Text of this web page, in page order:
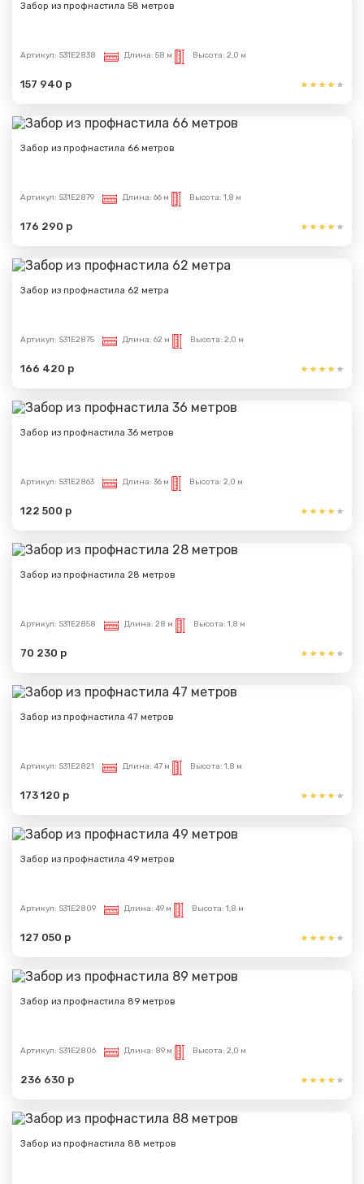
Забор из профнастила 58 метров
Артикул: S31E2838 Длина: 58 м Высота: 2,0 м
157 940 р
Забор из профнастила 66 метров
Артикул: S31E2879 Длина: 66 м Высота: 1,8 м
176 290 р
Забор из профнастила 62 метра
Артикул: S31E2875 Длина: 62 м Высота: 2,0 м
166 420 р
Забор из профнастила 36 метров
Артикул: S31E2863 Длина: 36 м Высота: 2,0 м
122 500 р
Забор из профнастила 28 метров
Артикул: S31E2858 Длина: 28 м Высота: 1,8 м
70 230 р
Забор из профнастила 47 метров
Артикул: S31E2821 Длина: 47 м Высота: 1,8 м
173 120 р
Забор из профнастила 49 метров
Артикул: S31E2809 Длина: 49 м Высота: 1,8 м
127 050 р
Забор из профнастила 89 метров
Артикул: S31E2806 Длина: 89 м Высота: 2,0 м
236 630 р
Забор из профнастила 88 метров
Сообщение успешно
отправлено
Вами.